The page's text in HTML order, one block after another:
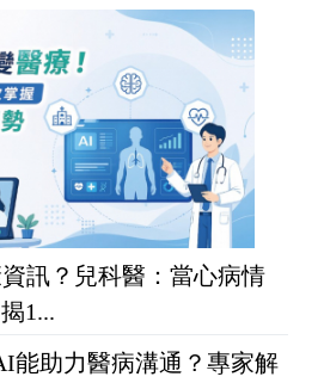
訊？兒科醫：當心病情
1...
能助力醫病溝通？專家解